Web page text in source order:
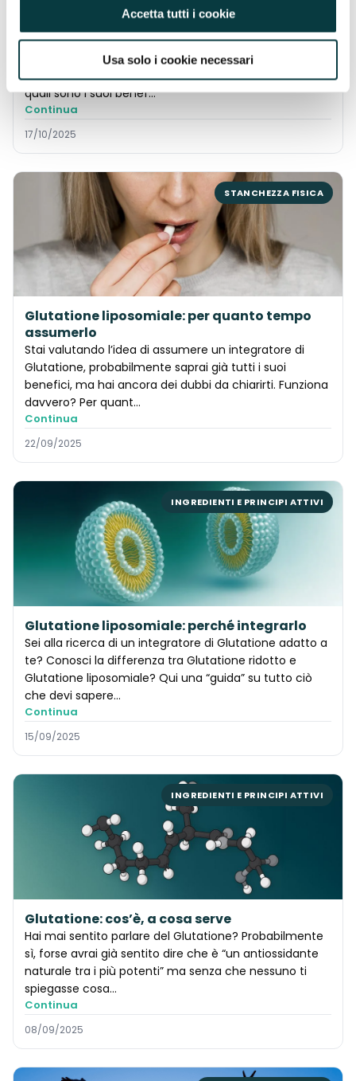
Accetta tutti i cookie
Usa solo i cookie necessari
Magnesio: a cosa serve e quando assumerlo
Sapevi che il Magnesio svolge un ruolo fondamentale
in oltre 300 reazioni biochimiche nel tuo corpo?
Eppure, in molti non sanno a cosa serve il Magnesio,
quali sono i suoi benef…
Continua
17/10/2025
STANCHEZZA FISICA
Glutatione liposomiale: per quanto tempo
assumerlo
Stai valutando l’idea di assumere un integratore di
Glutatione, probabilmente saprai già tutti i suoi
benefici, ma hai ancora dei dubbi da chiarirti. Funziona
davvero? Per quant…
Continua
22/09/2025
INGREDIENTI E PRINCIPI ATTIVI
Glutatione liposomiale: perché integrarlo
Sei alla ricerca di un integratore di Glutatione adatto a
te? Conosci la differenza tra Glutatione ridotto e
Glutatione liposomiale? Qui una “guida” su tutto ciò
che devi sapere…
Continua
15/09/2025
INGREDIENTI E PRINCIPI ATTIVI
Glutatione: cos’è, a cosa serve
Hai mai sentito parlare del Glutatione? Probabilmente
sì, forse avrai già sentito dire che è “un antiossidante
naturale tra i più potenti” ma senza che nessuno ti
spiegasse cosa...
Continua
08/09/2025